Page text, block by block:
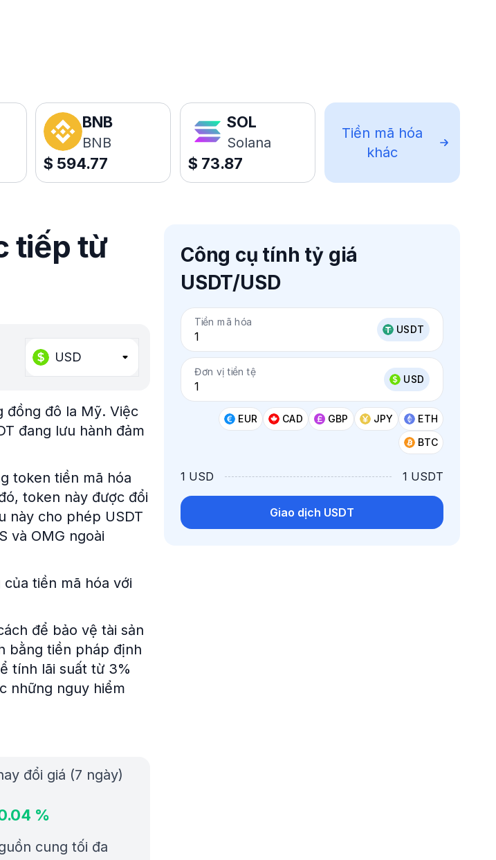
BNB
BNB
$ 594.77
SOL
Solana
$ 73.87
Tiền mã hóa
khác
tiếp từ
USD
Công cụ tính tỷ giá
USDT/USD
Tiền mã hóa
USDT
Đơn vị tiền tệ
USD
EUR CAD GBP JPY
ETH
BTC
1 USD 1 USDT
Giao dịch USDT
đồng đô la Mỹ. Việc
đang lưu hành đảm
token tiền mã hóa
token này được đổi
này cho phép USDT
và OMG ngoài
tiền mã hóa với
để bảo vệ tài sản
bằng tiền pháp định
tính lãi suất từ 3%
những nguy hiểm
đổi giá (7 ngày)
%
cung tối đa